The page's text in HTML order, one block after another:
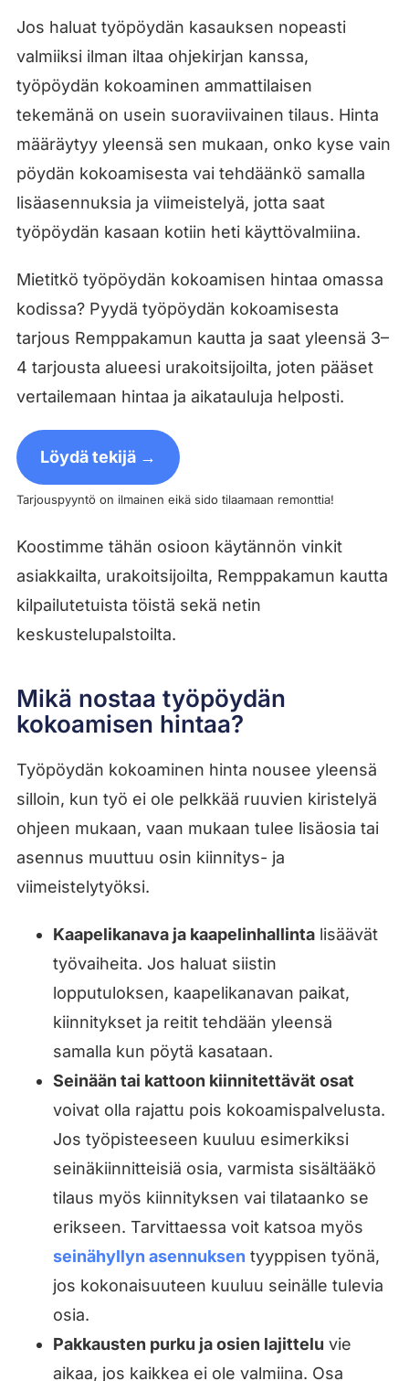
Jos haluat työpöydän kasauksen nopeasti
valmiiksi ilman iltaa ohjekirjan kanssa,
työpöydän kokoaminen ammattilaisen
tekemänä on usein suoraviivainen tilaus. Hinta
määräytyy yleensä sen mukaan, onko kyse vain
pöydän kokoamisesta vai tehdäänkö samalla
lisäasennuksia ja viimeistelyä, jotta saat
työpöydän kasaan kotiin heti käyttövalmiina.
Mietitkö työpöydän kokoamisen hintaa omassa
kodissa? Pyydä työpöydän kokoamisesta
tarjous Remppakamun kautta ja saat yleensä 3–
4 tarjousta alueesi urakoitsijoilta, joten pääset
vertailemaan hintaa ja aikatauluja helposti.
Löydä tekijä →
Tarjouspyyntö on ilmainen eikä sido tilaamaan remonttia!
Koostimme tähän osioon käytännön vinkit
asiakkailta, urakoitsijoilta, Remppakamun kautta
kilpailutetuista töistä sekä netin
keskustelupalstoilta.
Mikä nostaa työpöydän
kokoamisen hintaa?
Työpöydän kokoaminen hinta nousee yleensä
silloin, kun työ ei ole pelkkää ruuvien kiristelyä
ohjeen mukaan, vaan mukaan tulee lisäosia tai
asennus muuttuu osin kiinnitys- ja
viimeistelytyöksi.
Kaapelikanava ja kaapelinhallintalisäävät
työvaiheita. Jos haluat siistin
lopputuloksen, kaapelikanavan paikat,
kiinnitykset ja reitit tehdään yleensä
samalla kun pöytä kasataan.
Seinään tai kattoon kiinnitettävät osat
voivat olla rajattu pois kokoamispalvelusta.
Jos työpisteeseen kuuluu esimerkiksi
seinäkiinnitteisiä osia, varmista sisältääkö
tilaus myös kiinnityksen vai tilataanko se
erikseen. Tarvittaessa voit katsoa myös
seinähyllyn asennuksen tyyppisen työnä,
jos kokonaisuuteen kuuluu seinälle tulevia
osia.
Pakkausten purku ja osien lajittelu vie
aikaa, jos kaikkea ei ole valmiina. Osa